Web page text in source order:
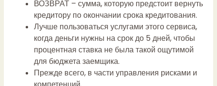
ВОЗВРАТ – сумма, которую предстоит вернуть
кредитору по окончании срока кредитования.
Лучше пользоваться услугами этого сервиса,
когда деньги нужны на срок до 5 дней, чтобы
процентная ставка не была такой ощутимой
для бюджета заемщика.
Прежде всего, в части управления рисками и